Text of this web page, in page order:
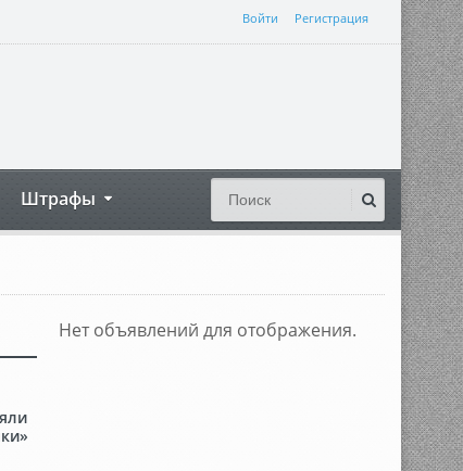
Войти Регистрация
Штрафы
Нет объявлений для отображения.